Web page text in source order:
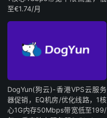
至€1.74/月
DogYun(狗云)-香港VPS云服务
器促销，EQ机房/优化线路，1核
心1G内存50Mbps带宽低至199/